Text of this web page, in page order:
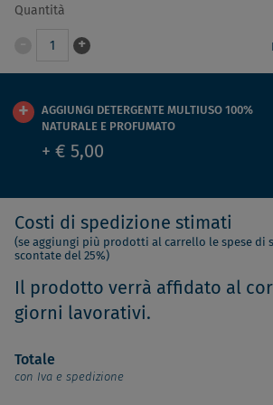
Quantità
1 +
AGGIUNGI DETERGENTE MULTIUSO 100%
NATURALE E PROFUMATO
+ € 5,00
Costi di spedizione stimati
(se aggiungi più prodotti al carrello le spese di
scontate del 25%)
Il prodotto verrà affidato al
giorni lavorativi.
Totale
con Iva e spedizione